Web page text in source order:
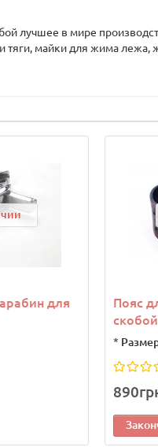
лучшее в мире
тяги, майки для жима
для
Пояс
*